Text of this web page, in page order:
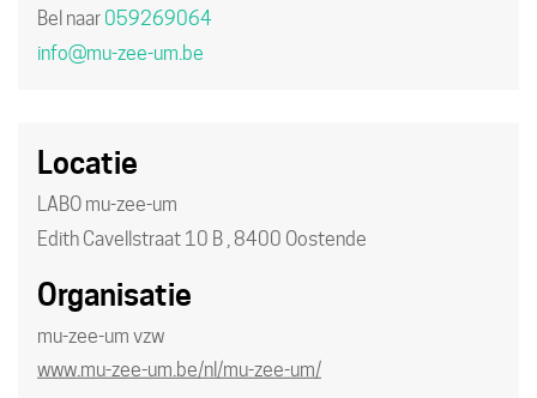
Bel naar 059269064
info@mu-zee-um.be
Locatie
LABO mu-zee-um
Edith Cavellstraat 10 B 8400 Oostende
Organisatie
mu-zee-um vzw
Website
www.mu-zee-um.be/nl/mu-zee-um/